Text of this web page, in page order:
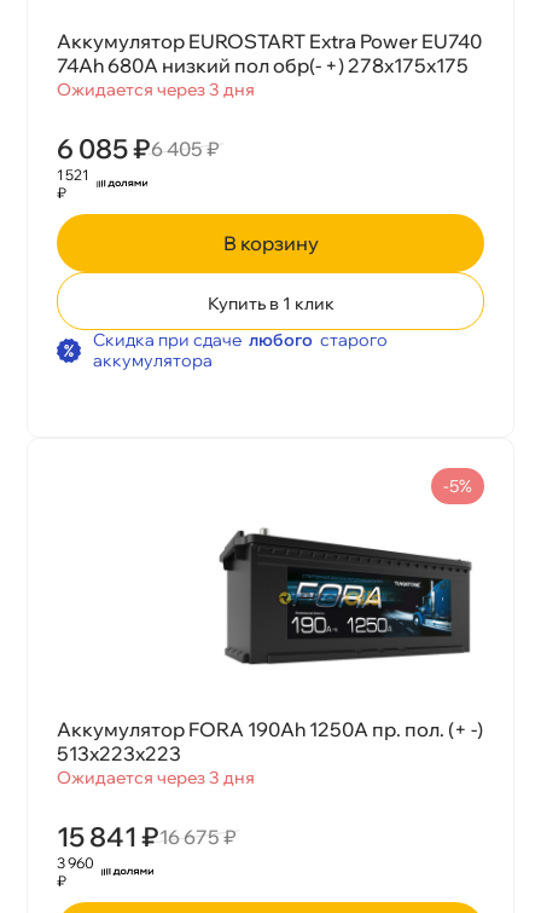
Аккумулятор EUROSTART Extra Power EU740
74Ah 680A низкий пол обр(- +) 278х175х175
Ожидается через 3 дня
6 085 ₽6 405 ₽
1 521
₽
корзину
Купить в 1 клик
Скидка при сдаче любого старого
аккумулятора
Аккумулятор FORA 190Ah 1250А пр. пол. (+ -)
513x223x223
Ожидается через 3 дня
15 841 ₽16 675 ₽
-5%
3 960
₽